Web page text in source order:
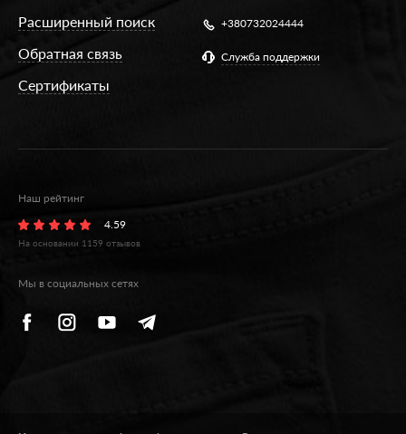
Расширенный поиск
Обратная связь
Сертификаты
+380732024444
Служба поддержки
Наш рейтинг
4.59
На основании 1159 отзывов
Мы в социальных сетях